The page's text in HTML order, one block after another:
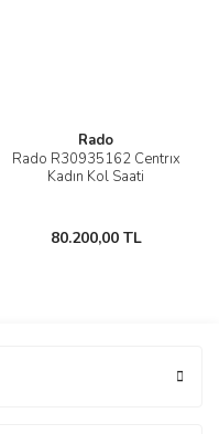
Rado
Rado R30935162 Centrıx
Kadın Kol Saati
80.200,00 TL